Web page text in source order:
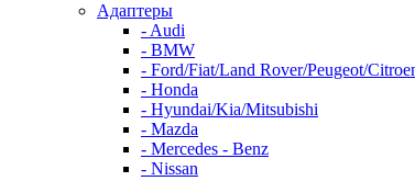
Адаптеры
- Audi
- BMW
- Ford/Fiat/Land Rover/Peugeot/
- Honda
- Hyundai/Kia/Mitsubishi
- Mazda
- Mercedes - Benz
- Nissan